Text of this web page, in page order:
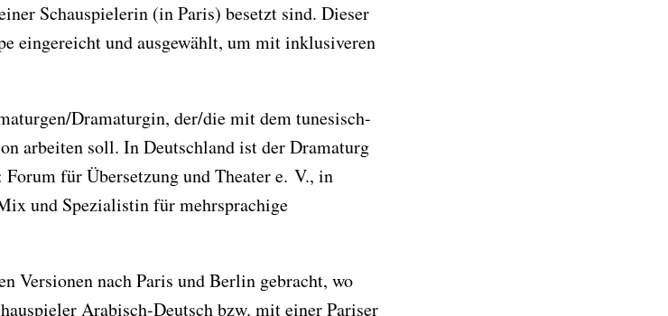
Schauspielerin (in Paris) besetzt sind. Dieser
eingereicht und ausgewählt, um mit inklusiveren
Dramaturgin, der/die mit dem tunesisch-
arbeiten soll. In Deutschland ist der Dramaturg
für Übersetzung und Theater e. V., in
und Spezialistin für mehrsprachige
Versionen nach Paris und Berlin gebracht, wo
Arabisch-Deutsch bzw. mit einer Pariser